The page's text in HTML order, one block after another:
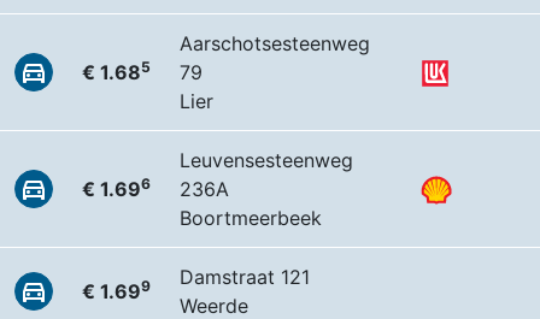
€ 1.685
Aarschotsesteenweg
79
Lier
€ 1.696
Leuvensesteenweg
236A
Boortmeerbeek
€ 1.699
Damstraat 121
Weerde